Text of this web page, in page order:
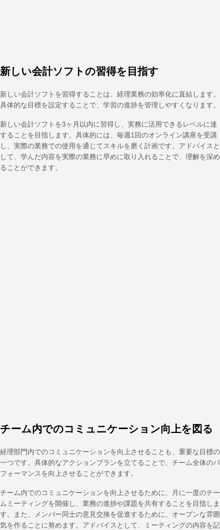
新しい会計ソフトの習得を目指す
新しい会計ソフトを習得することは、経理業務の効率化に直結します。
具体的な目標を設定することで、学習の進捗を管理しやすくなります。
新しい会計ソフトを3ヶ月以内に習得し、実務に活用できるレベルに達
することを目指します。具体的には、毎週1回のオンライン講座を受講
し、実際の業務での使用を通じてスキルを磨く計画です。アドバイスと
して、学んだ内容を実際の業務に早めに取り入れることで、理解を深め
ることができます。
チーム内でのコミュニケーション向上を図る
経理部門内でのコミュニケーションを向上させることも、重要な目標の
一つです。具体的なアクションプランを立てることで、チーム全体のパ
フォーマンスを向上させることができます。
チーム内でのコミュニケーションを向上させるために、月に一度のチー
ムミーティングを開催し、業務の進捗や課題を共有することを目指しま
す。また、メンバー同士の意見交換を促進するために、オープンな雰囲
気を作ることに努めます。アドバイスとして、ミーティングの内容を記